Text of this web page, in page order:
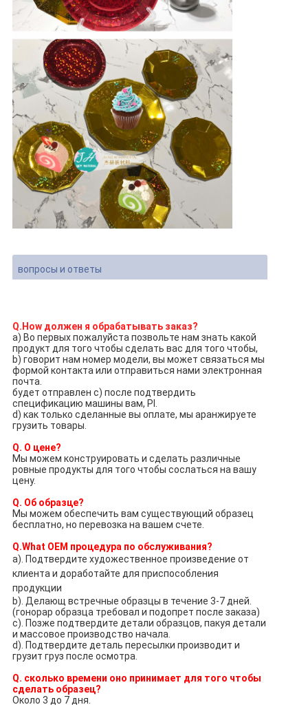
вопросы и ответы
Q.How должен я обрабатывать заказ?
a) Во первых пожалуйста позвольте нам знать какой
продукт для того чтобы сделать вас для того чтобы,
b) говорит нам номер модели, вы может связаться мы
формой контакта или отправиться нами электронная
почта.
будет отправлен c) после подтвердить
спецификацию машины вам, PI.
d) как только сделанные вы оплате, мы аранжируете
грузить товары.
Q. О цене?
Мы можем конструировать и сделать различные
ровные продукты для того чтобы сослаться на вашу
цену.
Q. Об образце?
Мы можем обеспечить вам существующий образец
бесплатно, но перевозка на вашем счете.
Q.What OEM процедура по обслуживания?
a). Подтвердите художественное произведение от
клиента и доработайте для приспособления
продукции
b). Делающ встречные образцы в течение 3-7 дней.
(гонорар образца требовал и подопрет после заказа)
c). Позже подтвердите детали образцов, пакуя детали
и массовое производство начала.
d). Подтвердите деталь пересылки производит и
грузит груз после осмотра.
Q. сколько времени оно принимает для того чтобы
сделать образец?
Около 3 до 7 дня.